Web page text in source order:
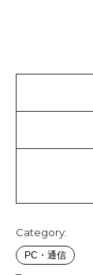
Category:
PC・通信